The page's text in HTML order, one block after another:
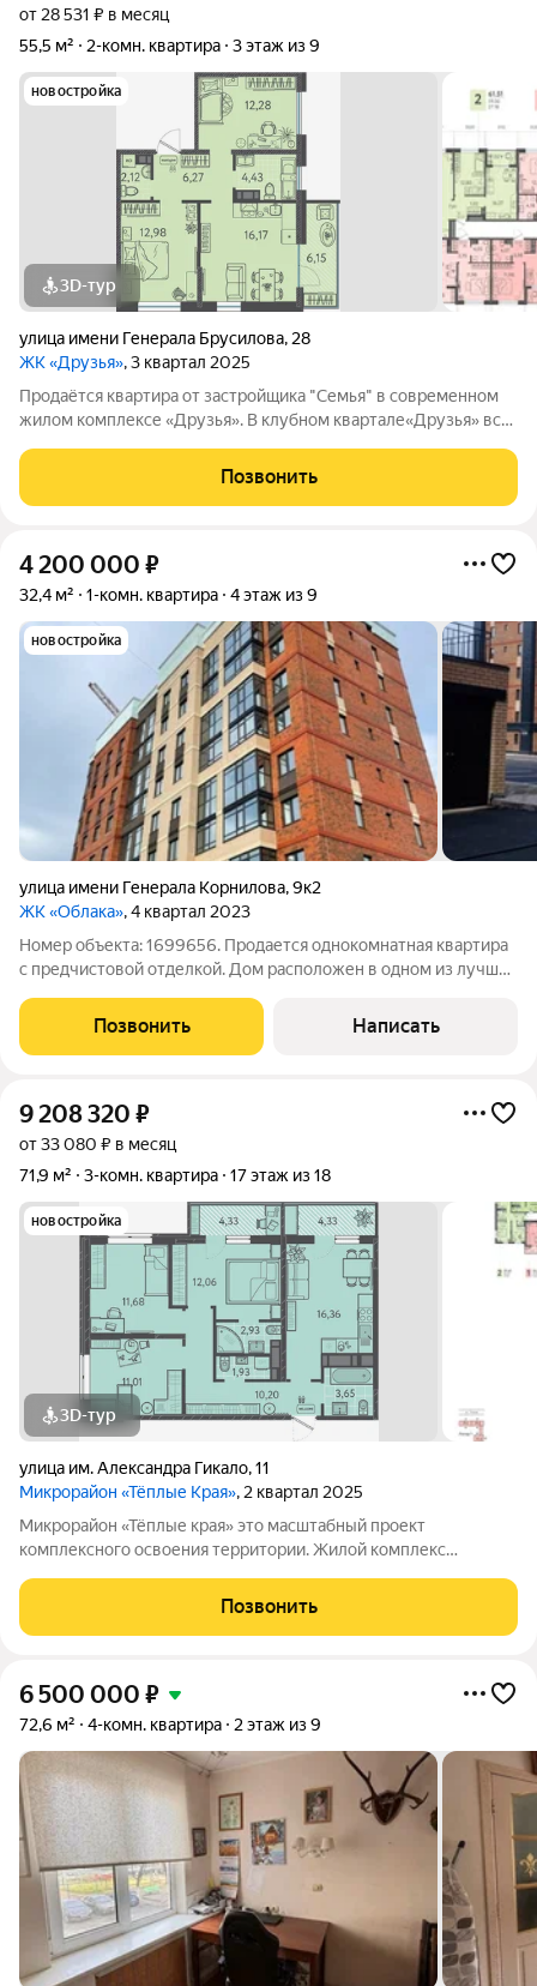
от 28 531 ₽ в месяц
55,5 м²
2-комн. квартира 3 этаж из 9
новостройка
3D-тур
улица имени Генерала Брусилова, 28
ЖК «Друзья», 3 квартал 2025
Продаётся квартира от застройщика "Семья" в современном
жилом комплексе «Друзья». В клубном квартале«Друзья» все
Бесплатные игровая комната для детей и коворкинг для
Позвонить
4 200 000 ₽
32,4 м² 1-комн. квартира 4 этаж из 9
новостройка
улица имени Генерала Корнилова,9к2
ЖК «Облака», 4 квартал 2023
Номер объекта: 1699656. Продается однокомнатная квартира
с предчистовой отделкой. Дом расположен в одном из лучших
социальных объектов: детские сады №50 и №188, а также
средняя школа №31, что делает
Позвонить Написать
9 208 320 ₽
от 33 080 ₽ в месяц
71,9 м²
3-комн. квартира 17 этаж из 18
новостройка
3D-тур
улица им. Александра Гикало,11
Микрорайон «Тёплые Края», 2 квартал 2025
Микрорайон «Тёплые края» это масштабный проект
комплексного освоения территории. Жилой комплекс
квартиры по планировочным решениям, благоустройству и
инфраструктуре. Преимущества, которые
Позвонить
6 500 000 ₽
72,6 м² 4-комн. квартира 2 этаж из 9